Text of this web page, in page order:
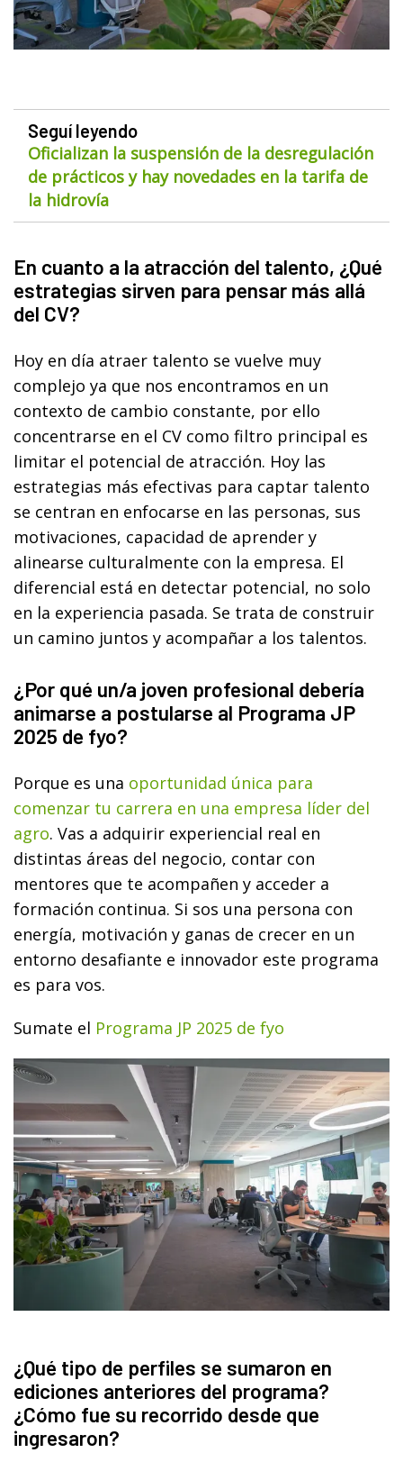
Seguí leyendo
Oficializan la suspensión de la desregulación
de prácticos y hay novedades en la tarifa de
la hidrovía
En cuanto a la atracción del talento, ¿Qué
estrategias sirven para pensar más allá
del CV?
Hoy en día atraer talento se vuelve muy
complejo ya que nos encontramos en un
contexto de cambio constante, por ello
concentrarse en el CV como filtro principal es
limitar el potencial de atracción. Hoy las
estrategias más efectivas para captar talento
se centran en enfocarse en las personas, sus
motivaciones, capacidad de aprender y
alinearse culturalmente con la empresa. El
diferencial está en detectar potencial, no solo
en la experiencia pasada. Se trata de construir
un camino juntos y acompañar a los talentos.
¿Por qué un/a joven profesional debería
animarse a postularse al Programa JP
2025 de fyo?
Porque es una oportunidad única para
comenzar tu carrera en una empresa líder del
agro. Vas a adquirir experiencial real en
distintas áreas del negocio, contar con
mentores que te acompañen y acceder a
formación continua. Si sos una persona con
energía, motivación y ganas de crecer en un
entorno desafiante e innovador este programa
es para vos.
Sumate el Programa JP 2025 de fyo
¿Qué tipo de perfiles se sumaron en
ediciones anteriores del programa?
¿Cómo fue su recorrido desde que
ingresaron?